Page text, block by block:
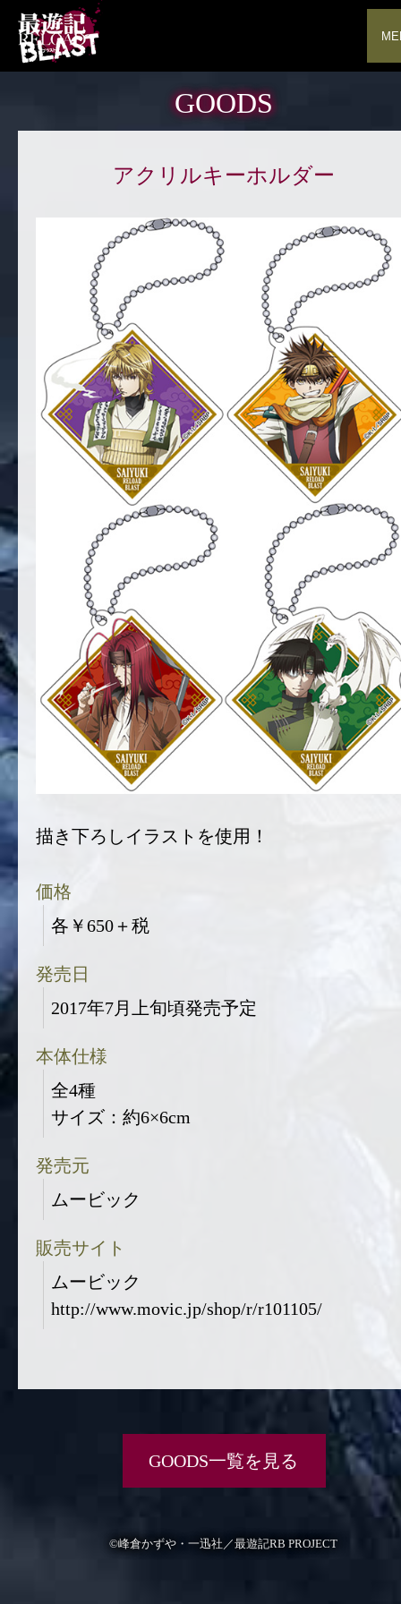
GOODS
アクリルキーホルダー
描き下ろしイラストを使用！
価格
各￥650＋税
発売日
2017年7月上旬頃発売予定
本体仕様
全4種
サイズ：約6×6cm
発売元
ムービック
販売サイト
ムービック
http://www.movic.jp/shop/r/r101105/
GOODS一覧を見る
©峰倉かずや・一迅社／最遊記RB PROJECT